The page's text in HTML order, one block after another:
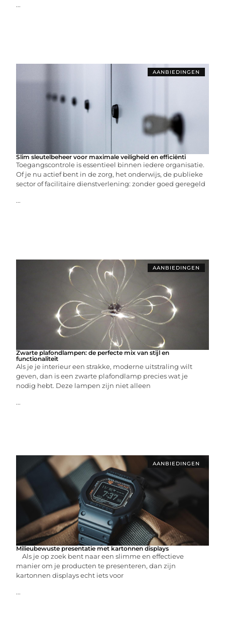
...
AANBIEDINGEN
Slim sleutelbeheer voor maximale veiligheid en efficiënti
Toegangscontrole is essentieel binnen iedere organisatie.
Of je nu actief bent in de zorg, het onderwijs, de publieke
sector of facilitaire dienstverlening: zonder goed geregeld
...
AANBIEDINGEN
Zwarte plafondlampen: de perfecte mix van stijl en
functionaliteit
Als je je interieur een strakke, moderne uitstraling wilt
geven, dan is een zwarte plafondlamp precies wat je
nodig hebt. Deze lampen zijn niet alleen
...
AANBIEDINGEN
Milieubewuste presentatie met kartonnen displays
Als je op zoek bent naar een slimme en effectieve
manier om je producten te presenteren, dan zijn
kartonnen displays echt iets voor
...